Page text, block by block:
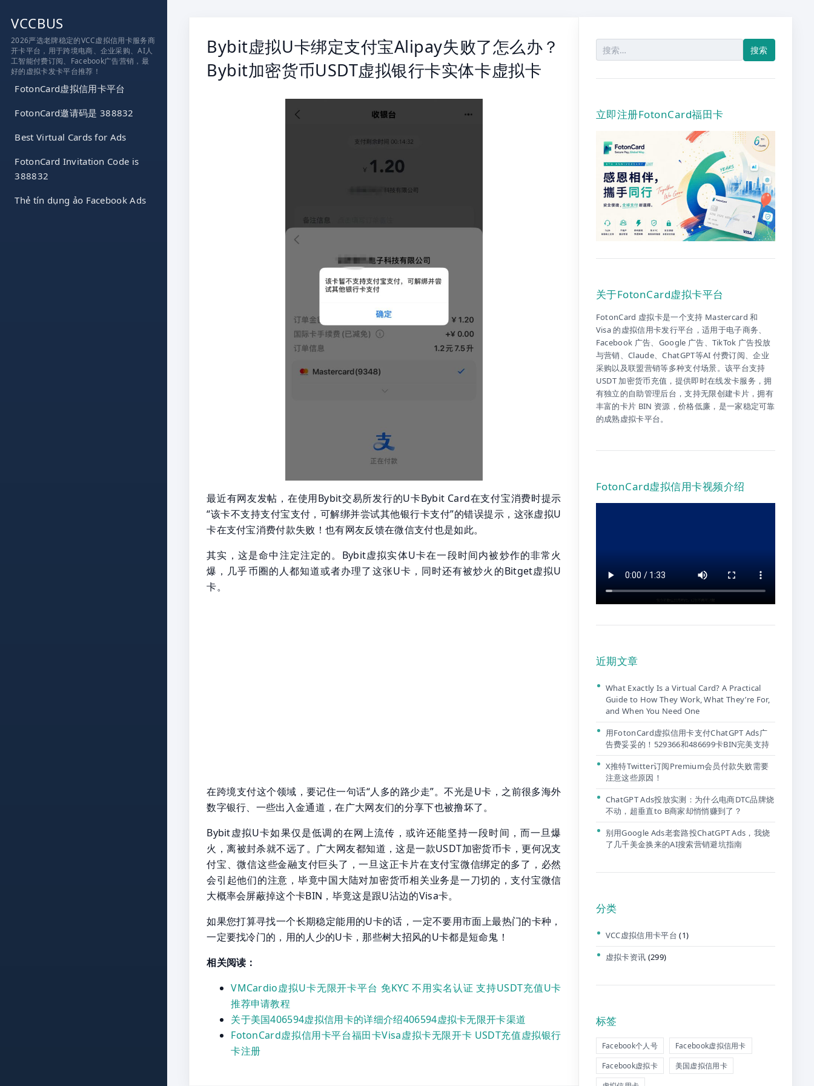
VCCBUS
2026严选老牌稳定的VCC虚拟信用卡服务商
开卡平台，用于跨境电商、企业采购、AI人
工智能付费订阅、Facebook广告营销，最
好的虚拟卡发卡平台推荐！
FotonCard虚拟信用卡平台
FotonCard邀请码是 388832
Best Virtual Cards for Ads
FotonCard Invitation Code is
388832
Thẻ tín dụng ảo Facebook Ads
Bybit虚拟U卡绑定支付宝Alipay失败了怎么办？
Bybit加密货币USDT虚拟银行卡实体卡虚拟卡
最近有网友发帖，在使用Bybit交易所发行的U卡Bybit Card在支付宝消费时提示
“该卡不支持支付宝支付，可解绑并尝试其他银行卡支付”的错误提示，这张虚拟U
卡在支付宝消费付款失败！也有网友反馈在微信支付也是如此。
其实，这是命中注定注定的。Bybit虚拟实体U卡在一段时间内被炒作的非常火
爆，几乎币圈的人都知道或者办理了这张U卡，同时还有被炒火的Bitget虚拟U
卡。
在跨境支付这个领域，要记住一句话“人多的路少走”。不光是U卡，之前很多海外
数字银行、一些出入金通道，在广大网友们的分享下也被撸坏了。
Bybit虚拟U卡如果仅是低调的在网上流传，或许还能坚持一段时间，而一旦爆
火，离被封杀就不远了。广大网友都知道，这是一款USDT加密货币卡，更何况支
付宝、微信这些金融支付巨头了，一旦这正卡片在支付宝微信绑定的多了，必然
会引起他们的注意，毕竟中国大陆对加密货币相关业务是一刀切的，支付宝微信
大概率会屏蔽掉这个卡BIN，毕竟这是跟U沾边的Visa卡。
如果您打算寻找一个长期稳定能用的U卡的话，一定不要用市面上最热门的卡种，
一定要找冷门的，用的人少的U卡，那些树大招风的U卡都是短命鬼！
相关阅读：
VMCardio虚拟U卡无限开卡平台 免KYC 不用实名认证 支持USDT充值U卡
推荐申请教程
关于美国406594虚拟信用卡的详细介绍406594虚拟卡无限开卡渠道
FotonCard虚拟信用卡平台福田卡Visa虚拟卡无限开卡 USDT充值虚拟银行
卡注册
索：
立即注册FotonCard福田卡
关于FotonCard虚拟卡平台
FotonCard 虚拟卡是一个支持 Mastercard 和
Visa 的虚拟信用卡发行平台，适用于电子商务、
Facebook 广告、Google 广告、TikTok 广告投放
与营销、Claude、ChatGPT等AI 付费订阅、企业
采购以及联盟营销等多种支付场景。该平台支持
USDT 加密货币充值，提供即时在线发卡服务，拥
有独立的自助管理后台，支持无限创建卡片，拥有
丰富的卡片 BIN 资源，价格低廉，是一家稳定可靠
的成熟虚拟卡平台。
FotonCard虚拟信用卡视频介绍
近期文章
What Exactly Is a Virtual Card? A Practical
Guide to How They Work, What They’re For,
and When You Need One
用FotonCard虚拟信用卡支付ChatGPT Ads广
告费妥妥的！529366和486699卡BIN完美支持
X推特Twitter订阅Premium会员付款失败需要
注意这些原因！
ChatGPT Ads投放实测：为什么电商DTC品牌烧
不动，超垂直to B商家却悄悄赚到了？
别用Google Ads老套路投ChatGPT Ads，我烧
了几千美金换来的AI搜索营销避坑指南
分类
VCC虚拟信用卡平台 (1)
虚拟卡资讯 (299)
标签
Facebook个人号
Facebook虚拟信用卡
Facebook虚拟卡
美国虚拟信用卡